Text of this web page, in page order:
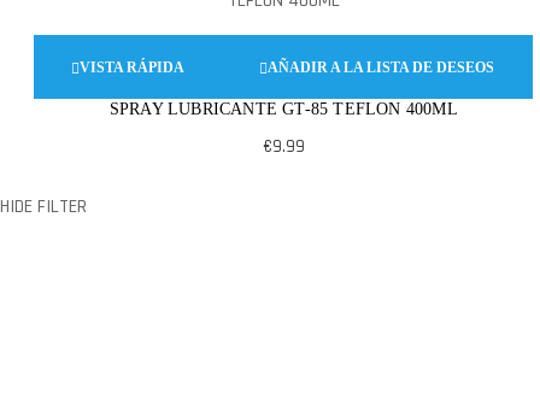
VISTA RÁPIDA AÑADIR A LA LISTA DE DESEOS
SPRAY LUBRICANTE GT-85 TEFLON 400ML
€9.99
HIDE FILTER